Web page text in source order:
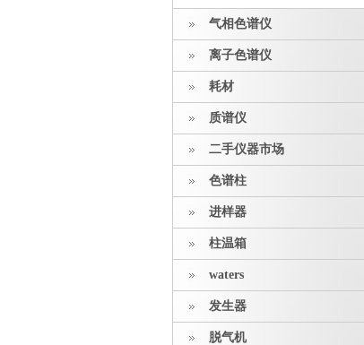
气相色谱仪
离子色谱仪
耗材
质谱仪
二手仪器市场
色谱柱
进样器
柱温箱
waters
发生器
脱气机